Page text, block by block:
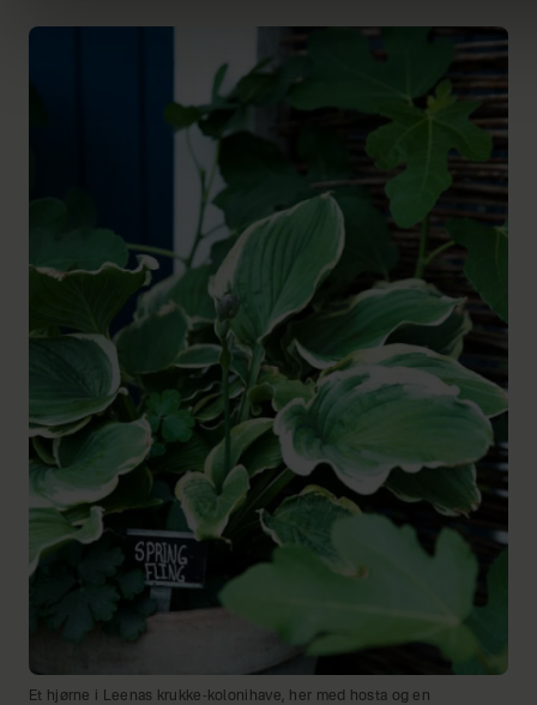
Et hjørne i Leenas krukke-kolonihave, her med hosta og en